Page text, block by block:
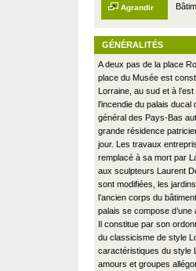
Agrandir
GÉNÉRALITÉS
A deux pas de la place
place du Musée est
Lorraine, au sud et à
l’incendie du palais
général des Pays-Bas
grande résidence
jour. Les travaux
remplacé à sa mort par
aux sculpteurs Laurent
sont modifiées, les
l’ancien corps du
palais se compose
Il constitue par son
du classicisme de style
caractéristiques du style
amours et groupes